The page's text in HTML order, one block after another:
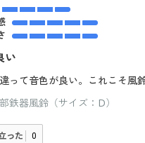
い
って音色が良い。これこそ風
鉄器風鈴（サイズ：D）
った 0